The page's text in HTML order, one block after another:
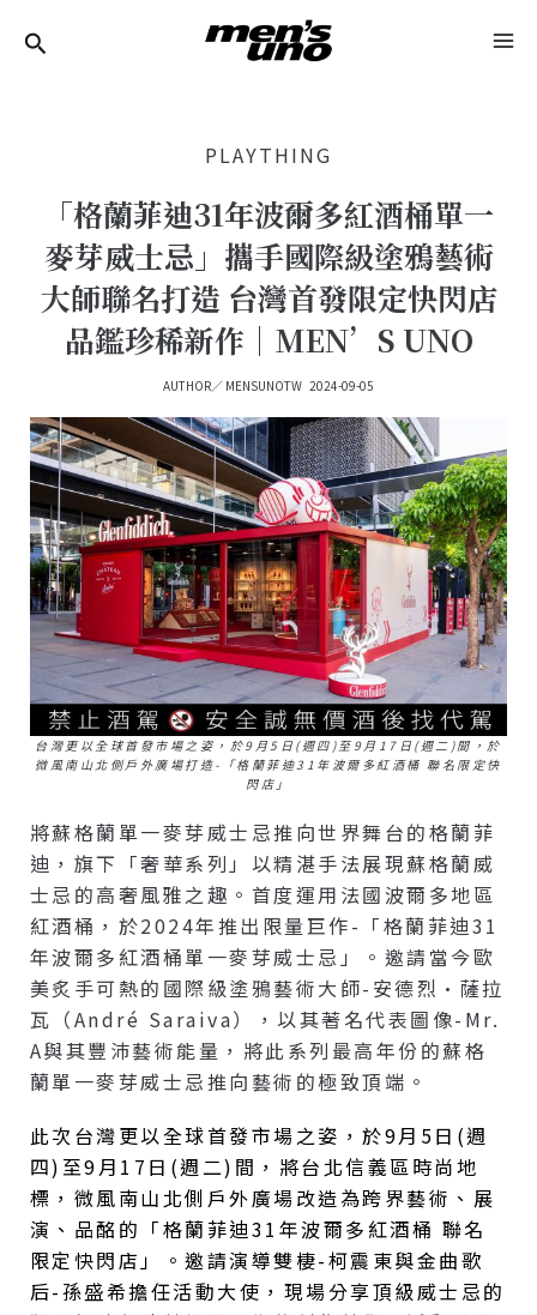
PLAYTHING
「格蘭菲迪31年波爾多紅酒桶單一
麥芽威士忌」攜手國際級塗鴉藝術
大師聯名打造 台灣首發限定快閃店
品鑑珍稀新作｜MEN’S UNO
AUTHOR／ MENSUNOTW 2024-09-05
台灣更以全球首發市場之姿，於9月5日(週四)至9月17日(週二)間，於
微風南山北側戶外廣場打造-「格蘭菲迪31年波爾多紅酒桶 聯名限定快
閃店」
將蘇格蘭單一麥芽威士忌推向世界舞台的格蘭菲
迪，旗下「奢華系列」以精湛手法展現蘇格蘭威
士忌的高奢風雅之趣。首度運用法國波爾多地區
紅酒桶，於2024年推出限量巨作-「格蘭菲迪31
年波爾多紅酒桶單一麥芽威士忌」。邀請當今歐
美炙手可熱的國際級塗鴉藝術大師-安德烈·薩拉
瓦（André Saraiva），以其著名代表圖像-Mr.
A與其豐沛藝術能量，將此系列最高年份的蘇格
蘭單一麥芽威士忌推向藝術的極致頂端。
此次台灣更以全球首發市場之姿，於9月5日(週
四)至9月17日(週二)間，將台北信義區時尚地
標，微風南山北側戶外廣場改造為跨界藝術、展
演、品酩的「格蘭菲迪31年波爾多紅酒桶 聯名
限定快閃店」。邀請演導雙棲-柯震東與金曲歌
后-孫盛希擔任活動大使，現場分享頂級威士忌的
Navigation